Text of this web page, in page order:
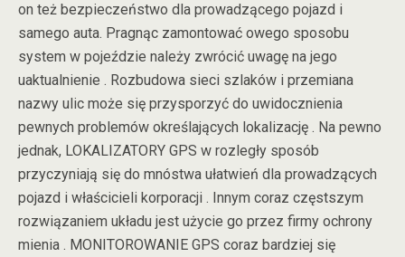
on też bezpieczeństwo dla prowadzącego pojazd i
samego auta. Pragnąc zamontować owego sposobu
system w pojeździe należy zwrócić uwagę na jego
uaktualnienie . Rozbudowa sieci szlaków i przemiana
nazwy ulic może się przysporzyć do uwidocznienia
pewnych problemów określających lokalizację . Na pewno
jednak, LOKALIZATORY GPS w rozległy sposób
przyczyniają się do mnóstwa ułatwień dla prowadzących
pojazd i właścicieli korporacji . Innym coraz częstszym
rozwiązaniem układu jest użycie go przez firmy ochrony
mienia . MONITOROWANIE GPS coraz bardziej się